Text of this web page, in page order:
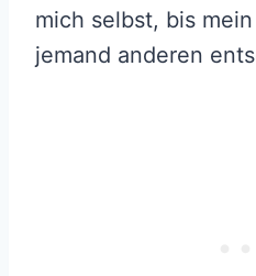
mich selbst, bis
jemand anderen